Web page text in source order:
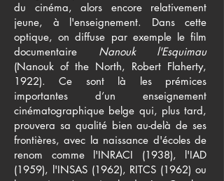
du cinéma, alors encore relativement
jeune, à l'enseignement. Dans cette
optique, on diffuse par exemple le film
documentaire Nanouk l'Esquimau
(Nanouk of the North, Robert Flaherty,
1922). Ce sont là les prémices
importantes d’un enseignement
cinématographique belge qui, plus tard,
prouvera sa qualité bien au-delà de ses
frontières, avec la naissance d'écoles de
renom comme l'INRACI (1938), l'IAD
(1959), l'INSAS (1962), RITCS (1962) ou